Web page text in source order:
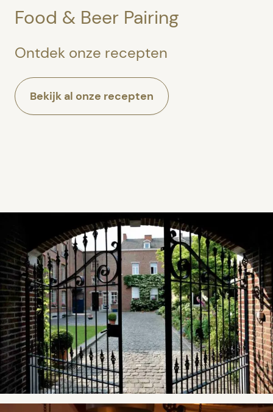
Food & Beer Pairing
Ontdek onze recepten
Bekijk al onze recepten